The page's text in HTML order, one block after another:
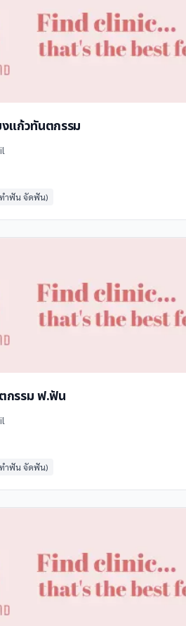
แก้วทันตกรรม
ำฟัน จัดฟัน)
กรรม ฟ.ฟัน
ำฟัน จัดฟัน)